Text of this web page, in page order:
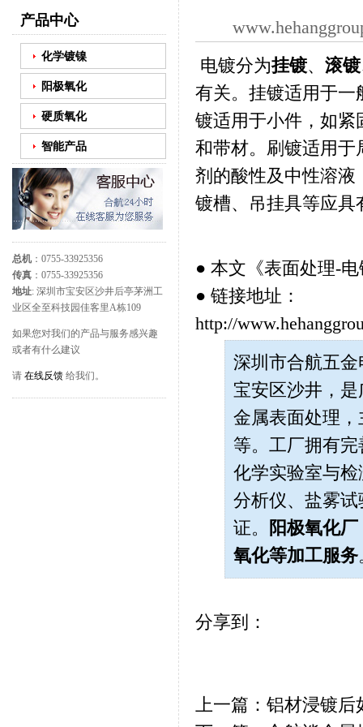
产品中心
化学镀镍
阳极氧化
硬质氧化
智能产品
总机 ：0755-33925356
传真 ：0755-33925356
地址: 深圳市宝安区沙井后亭茅洲工
业区全至科技园佳客里A栋109
如果您对我们的产品与服务感兴趣
或者有什么建议
请 在线反馈 给我们。
电镀分为挂镀、 滚镀
有关。挂镀适用于一
镀适用于小件，如紧
和带材。刷镀适用于
剂的酸性及中性溶液
镀槽、吊挂具等应
● 本文《表面处理-
● 链接地址：
http://
深圳市合航五金
宝安区沙井，
金属表面处理
等。工厂拥有
化学实验室与检
分析仪、盐雾
证。
阳极氧化厂
氧化等加工服务
分享到：
上一篇：铝材浸镀